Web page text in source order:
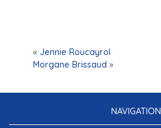
« Jennie Roucayrol
Morgane Brissaud »
NAVIGATION